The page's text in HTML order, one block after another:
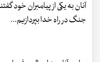
آنان به یکی از پیامبران خود
جنگ در راه خدا بپردازیم...